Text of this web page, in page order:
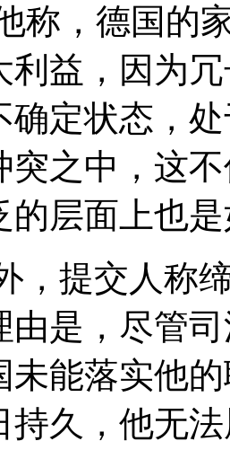
称，德国的
利益，因为
确定状态，
突之中，这
的层面上也
，提交人称
由是，尽管
未能落实他
持久，他无